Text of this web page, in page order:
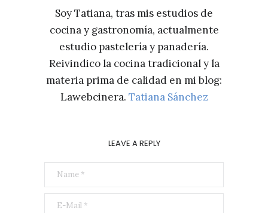
Soy Tatiana, tras mis estudios de
cocina y gastronomía, actualmente
estudio pastelería y panadería.
Reivindico la cocina tradicional y la
materia prima de calidad en mi blog:
Lawebcinera. Tatiana Sánchez
LEAVE A REPLY